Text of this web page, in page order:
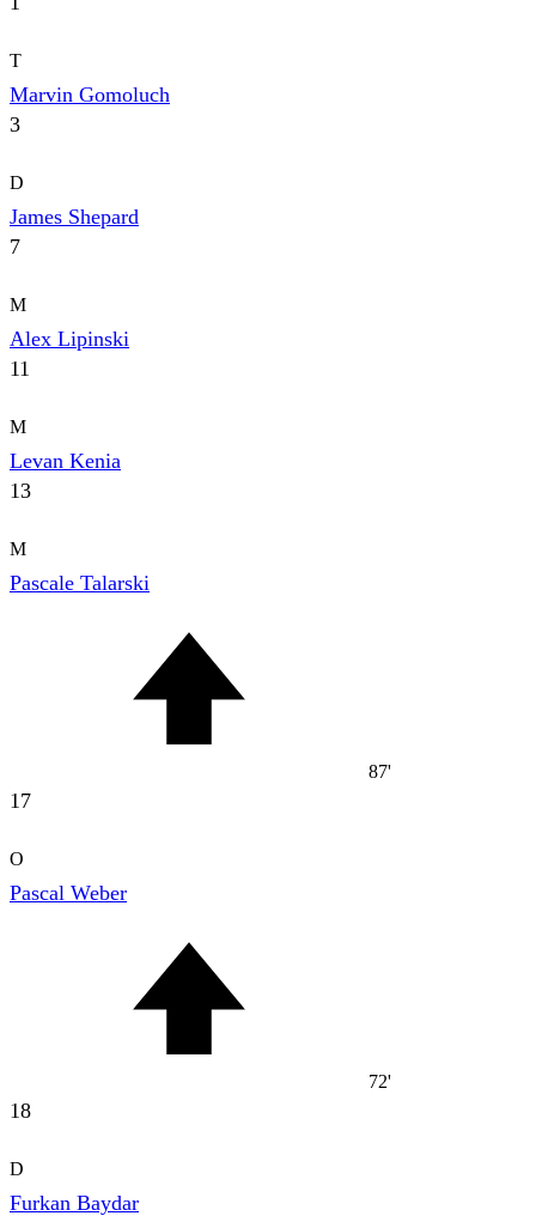
T
Marvin Gomoluch
3
D
James Shepard
7
M
Alex Lipinski
11
M
Levan Kenia
13
M
Pascale Talarski
87'
17
O
Pascal Weber
72'
18
D
Furkan Baydar